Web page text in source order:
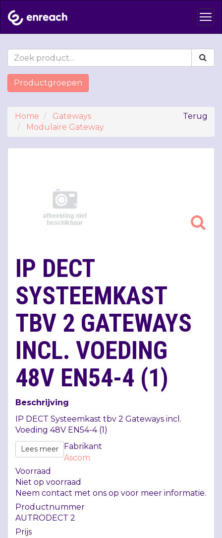
Productgroepen
Terug
Home
Gateways
Modulaire Gateway
IP DECT
SYSTEEMKAST
TBV 2 GATEWAYS
INCL. VOEDING
48V EN54-4 (1)
Beschrijving
IP DECT Systeemkast tbv 2 Gateways incl.
Voeding 48V EN54-4 (1)
Lees meer
Fabrikant
Ascom
Voorraad
Niet op voorraad
Neem contact met ons op voor meer informatie.
Productnummer
AUTRODECT 2
Prijs